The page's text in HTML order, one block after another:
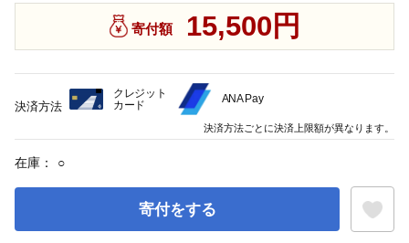
寄付額 15,500円
在庫： ○
寄付をする
決済方法
クレジット
カード
ANA Pay
決済方法ごとに決済上限額が異なります。